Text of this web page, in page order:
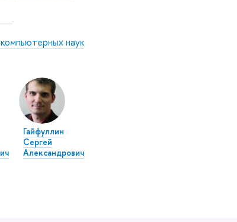
наук
Гайфуллин
Сергей
Александрович